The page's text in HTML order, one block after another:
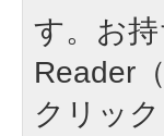
す。お
Reader
クリッ